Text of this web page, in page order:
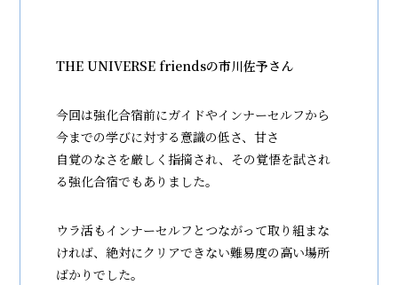
THE UNIVERSE friendsの市川佐予さん
今回は強化合宿前にガイドやインナーセルフから
今までの学びに対する意識の低さ、甘さ
自覚のなさを厳しく指摘され、その覚悟を試され
る強化合宿でもありました。
ウラ活もインナーセルフとつながって取り組まな
ければ、絶対にクリアできない難易度の高い場所
ばかりでした。